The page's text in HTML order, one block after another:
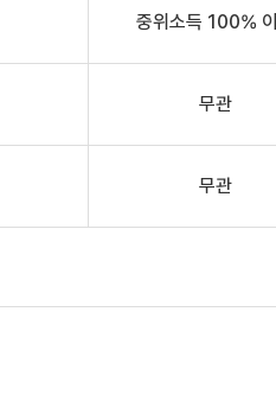
중위소득 100%
무관
무관